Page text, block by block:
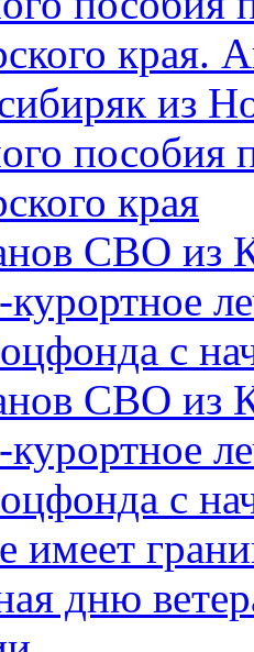
края.
из
пособия
края
СВО из
курортное
с
СВО из
курортное
с
имеет
дню